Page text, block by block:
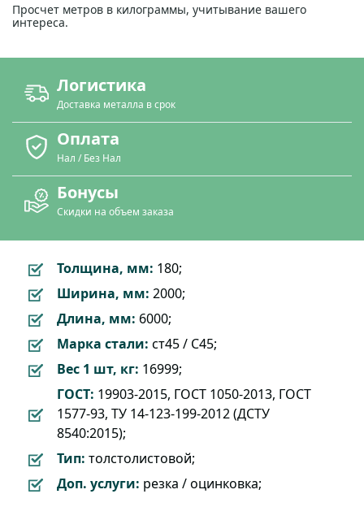
Просчет метров в килограммы, учитывание вашего
интереса.
Логистика
Доставка металла в срок
Оплата
Нал / Без Нал
Бонусы
Скидки на объем заказа
Толщина, мм: 180;
Ширина, мм: 2000;
Длина, мм: 6000;
Марка стали: ст45 / C45;
Вес 1 шт, кг: 16999;
ГОСТ: 19903-2015, ГОСТ 1050-2013, ГОСТ
1577-93, ТУ 14-123-199-2012 (ДСТУ
8540:2015);
Тип: толстолистовой;
Доп. услуги: резка / оцинковка;